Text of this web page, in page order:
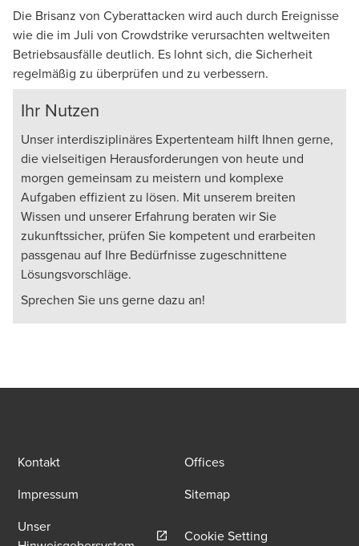
Die Brisanz von Cyberattacken wird auch durch Ereignisse
wie die im Juli von Crowdstrike verursachten weltweiten
Betriebsausfälle deutlich. Es lohnt sich, die Sicherheit
regelmäßig zu überprüfen und zu verbessern.
Ihr Nutzen
Unser interdisziplinäres Expertenteam hilft Ihnen gerne,
die vielseitigen Herausforderungen von heute und
morgen gemeinsam zu meistern und komplexe
Aufgaben effizient zu lösen. Mit unserem breiten
Wissen und unserer Erfahrung beraten wir Sie
zukunftssicher, prüfen Sie kompetent und erarbeiten
passgenau auf Ihre Bedürfnisse zugeschnittene
Lösungsvorschläge.
Sprechen Sie uns gerne dazu an!
Kontakt
Offices
Impressum
Sitemap
Unser
Cookie Setting